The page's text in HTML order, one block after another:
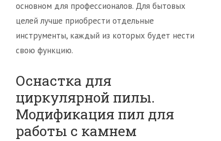
основном для профессионалов. Для бытовых
целей лучше приобрести отдельные
инструменты, каждый из которых будет нести
свою функцию.
Оснастка для
циркулярной пилы.
Модификация пил для
работы с камнем